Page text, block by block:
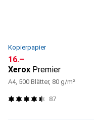
Kopierpapier
CHF
16.–
Xerox Premier
A4, 500 Blätter, 80 g/m²
87